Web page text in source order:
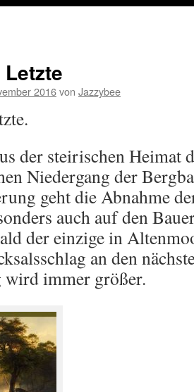
2016von Jazzybee
der steirischen Heimat
Niedergang der
geht die Abnahme
auch auf den
der einzige in
an den
immer größer.